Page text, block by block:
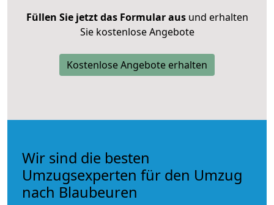
Füllen Sie jetzt das Formular ausund erhalten
Sie kostenlose Angebote
Kostenlose Angebote erhalten
Wir sind die besten
Umzugsexperten für den Umzug
nach Blaubeuren